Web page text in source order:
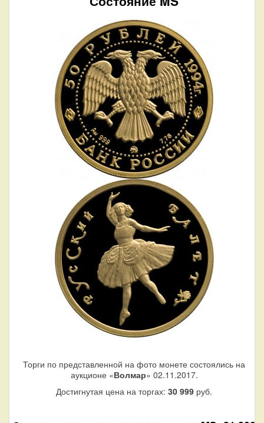
Торги по представленной на фото монете состоялись на
аукционе «Волмар» 02.11.2017.
Достигнутая цена на торгах: 30 999 руб.